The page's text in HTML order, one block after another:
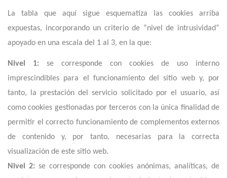
La tabla que aquí sigue esquematiza las cookies arriba
expuestas, incorporando un criterio de “nivel de intrusividad”
apoyado en una escala del 1 al 3, en la que:
Nivel 1: se corresponde con cookies de uso interno
imprescindibles para el funcionamiento del sitio web y, por
tanto, la prestación del servicio solicitado por el usuario, así
como cookies gestionadas por terceros con la única finalidad de
permitir el correcto funcionamiento de complementos externos
de contenido y, por tanto, necesarias para la correcta
visualización de este sitio web.
Nivel 2: se corresponde con cookies anónimas, analíticas, de